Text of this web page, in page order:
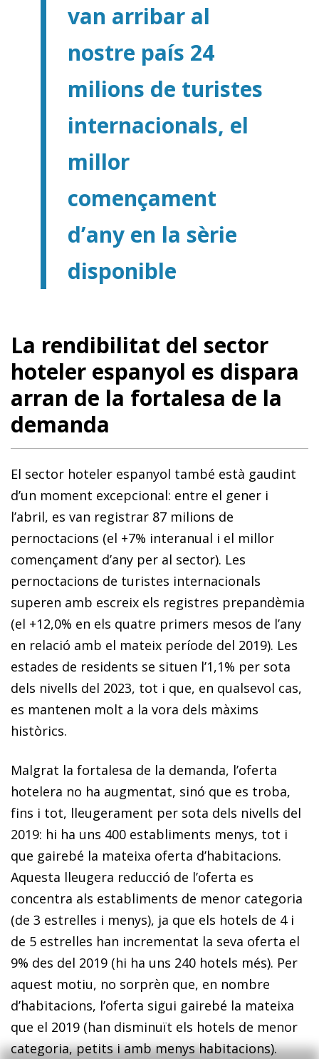
van arribar al
nostre país 24
milions de turistes
internacionals, el
millor
començament
d’any en la sèrie
disponible
La rendibilitat del sector
hoteler espanyol es dispara
arran de la fortalesa de la
demanda
El sector hoteler espanyol també està gaudint
d’un moment excepcional: entre el gener i
l’abril, es van registrar 87 milions de
pernoctacions (el +7% interanual i el millor
començament d’any per al sector). Les
pernoctacions de turistes internacionals
superen amb escreix els registres prepandèmia
(el +12,0% en els quatre primers mesos de l’any
en relació amb el mateix període del 2019). Les
estades de residents se situen l’1,1% per sota
dels nivells del 2023, tot i que, en qualsevol cas,
es mantenen molt a la vora dels màxims
històrics.
Malgrat la fortalesa de la demanda, l’oferta
hotelera no ha augmentat, sinó que es troba,
fins i tot, lleugerament per sota dels nivells del
2019: hi ha uns 400 establiments menys, tot i
que gairebé la mateixa oferta d’habitacions.
Aquesta lleugera reducció de l’oferta es
concentra als establiments de menor categoria
(de 3 estrelles i menys), ja que els hotels de 4 i
de 5 estrelles han incrementat la seva oferta el
9% des del 2019 (hi ha uns 240 hotels més). Per
aquest motiu, no sorprèn que, en nombre
d’habitacions, l’oferta sigui gairebé la mateixa
que el 2019 (han disminuït els hotels de menor
categoria, petits i amb menys habitacions).